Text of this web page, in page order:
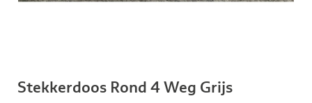
Stekkerdoos Rond 4 Weg Grijs